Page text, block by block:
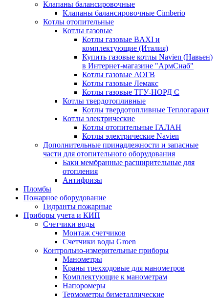
Клапаны балансировочные
Клапаны балансировочные Cimberio
Котлы отопительные
Котлы газовые
Котлы газовые BAXI и
комплектующие (Италия)
Купить газовые котлы Navien (Навьен)
в Интернет-магазине "АрмСнаб"
Котлы газовые АОГВ
Котлы газовые Лемакс
Котлы газовые ТГУ-НОРД С
Котлы твердотопливные
Котлы твердотопливные Теплогарант
Котлы электрические
Котлы отопительные ГАЛАН
Котлы электрические Navien
Дополнительные принадлежности и запасные
части для отопительного оборудования
Баки мембранные расширительные для
отопления
Антифризы
Пломбы
Пожарное оборудование
Гидранты пожарные
Приборы учета и КИП
Счетчики воды
Монтаж счетчиков
Счетчики воды Groen
Контрольно-измерительные приборы
Манометры
Краны трехходовые для манометров
Комплектующие к манометрам
Напоромеры
Термометры биметаллические